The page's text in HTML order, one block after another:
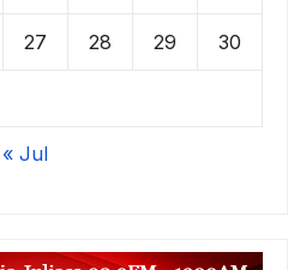
27 28 29 30
« Jul